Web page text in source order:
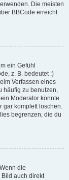
Die meisten
BBCode erreicht
ein Gefühl
z. B. bedeutet :)
Verfassen eines
häufig zu benutzen,
Moderator könnte
gar komplett löschen.
begrenzen, die du
die
auch direkt